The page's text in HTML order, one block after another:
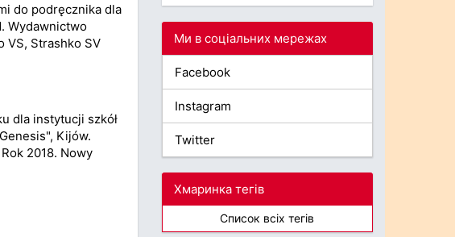
do podręcznika dla
Wydawnictwo
VS, Strashko SV
dla instytucji szkół
Kijów.
2018. Nowy
Ми в соціальних мережах
Facebook
Instagram
Twitter
Хмаринка тегів
Список всіх тегів